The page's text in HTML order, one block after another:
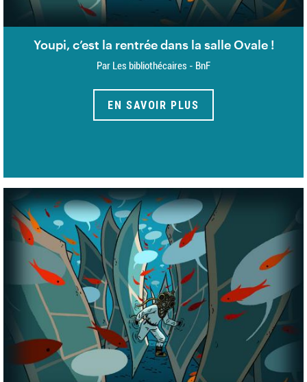
Youpi, c’est la rentrée dans la salle Ovale !
Par Les bibliothécaires - BnF
EN SAVOIR PLUS